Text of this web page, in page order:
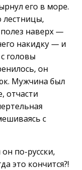
его в море.
лестницы,
наверх —
накидку — и
головы
он
Мужчина был
отчасти
с
по-русски,
это кончится?!